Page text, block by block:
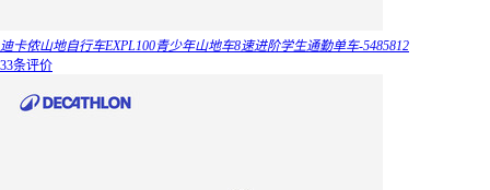
迪卡侬山地自行车EXPL100青少年山地车8速进阶学生通勤单车-5485812
33条评价